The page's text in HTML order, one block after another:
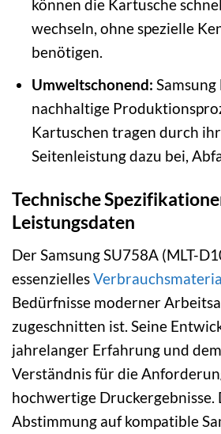
können die Kartusche
wechseln, ohne spezielle
benötigen.
Umweltschonend:
nachhaltige
Kartuschen tragen durch
Seitenleistung dazu bei,
Technische
Leistungsdaten
Der Samsung SU758A (MLT-
essenzielles
Bedürfnisse moderner
zugeschnitten ist. Seine
jahrelanger Erfahrung und
Verständnis für die
hochwertige Druckergebnisse.
Abstimmung auf kompatible